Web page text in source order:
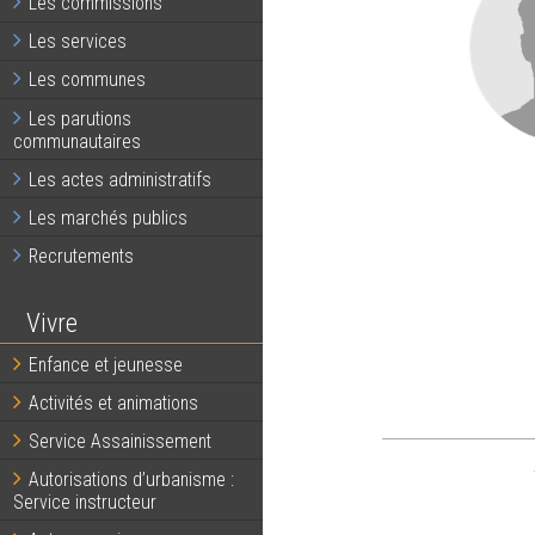
Les services
Les communes
Les parutions
communautaires
Les actes administratifs
Les marchés publics
Recrutements
Vivre
Enfance et jeunesse
Activités et animations
Service Assainissement
Autorisations d’urbanisme :
Service instructeur